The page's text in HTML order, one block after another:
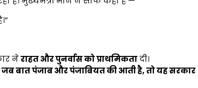
नेराहत और पुनर्वास को प्राथमिकतादी।
जब बात पंजाब और पंजाबियत की आती है,तो यह सरकार